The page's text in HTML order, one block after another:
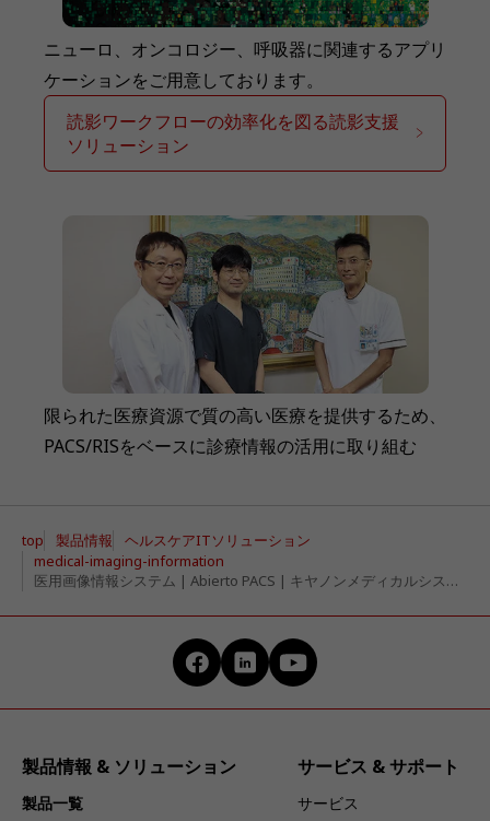
ニューロ、オンコロジー、呼吸器に関連するアプリ
ケーションをご用意しております。
読影ワークフローの効率化を図る読影支援
ソリューション
限られた医療資源で質の高い医療を提供するため、
PACS/RISをベースに診療情報の活用に取り組む
top 製品情報
ヘルスケアITソリューション
medical-imaging-information
医用画像情報システム | Abierto PACS | キヤノンメディカルシステムズ
製品情報 & ソリューション
製品一覧
サービス & サポート
サービス